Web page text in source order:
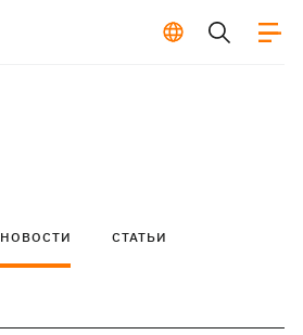
НОВОСТИ СТАТЬИ